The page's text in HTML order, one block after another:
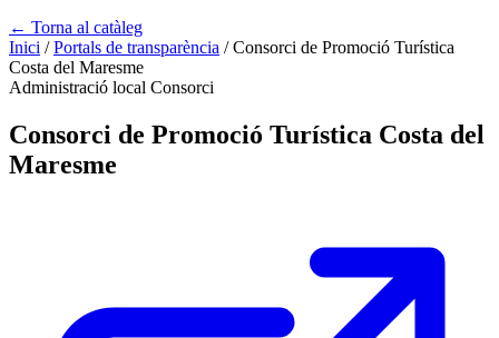
← Torna al catàleg
Inici / Portals de transparència / Consorci de Promoció Turística
Costa del Maresme
Administració local Consorci
Consorci de Promoció Turística Costa del
Maresme